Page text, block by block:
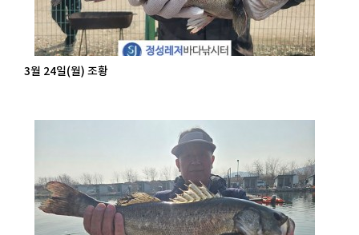
3월 24일(월) 조황